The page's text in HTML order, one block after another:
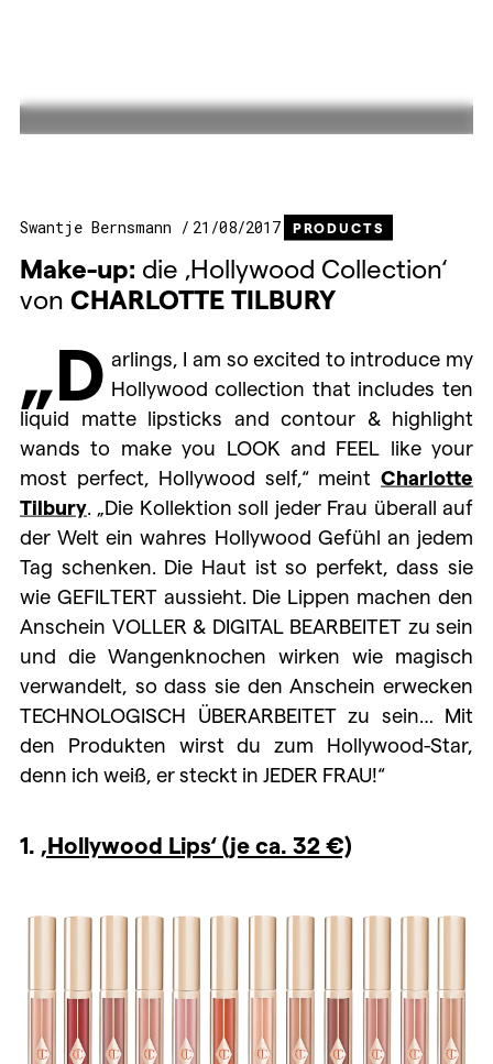
Swantje Bernsmann 21/08/2017 PRODUCTS
Make-up: die ‚Hollywood Collection‘
von CHARLOTTE TILBURY
„D arlings, I am so excited to introduce my
Hollywood collection that includes ten
liquid matte lipsticks and contour & highlight
wands to make you LOOK and FEEL like your
most perfect, Hollywood self,“ meint Charlotte
Tilbury . „Die Kollektion soll jeder Frau überall auf
der Welt ein wahres Hollywood Gefühl an jedem
Tag schenken. Die Haut ist so perfekt, dass sie
wie GEFILTERT aussieht. Die Lippen machen den
Anschein VOLLER & DIGITAL BEARBEITET zu sein
und die Wangenknochen wirken wie magisch
verwandelt, so dass sie den Anschein erwecken
TECHNOLOGISCH ÜBERARBEITET zu sein… Mit
den Produkten wirst du zum Hollywood-Star,
denn ich weiß, er steckt in JEDER FRAU!“
1. ‚Hollywood Lips‘ (je ca. 32 €)